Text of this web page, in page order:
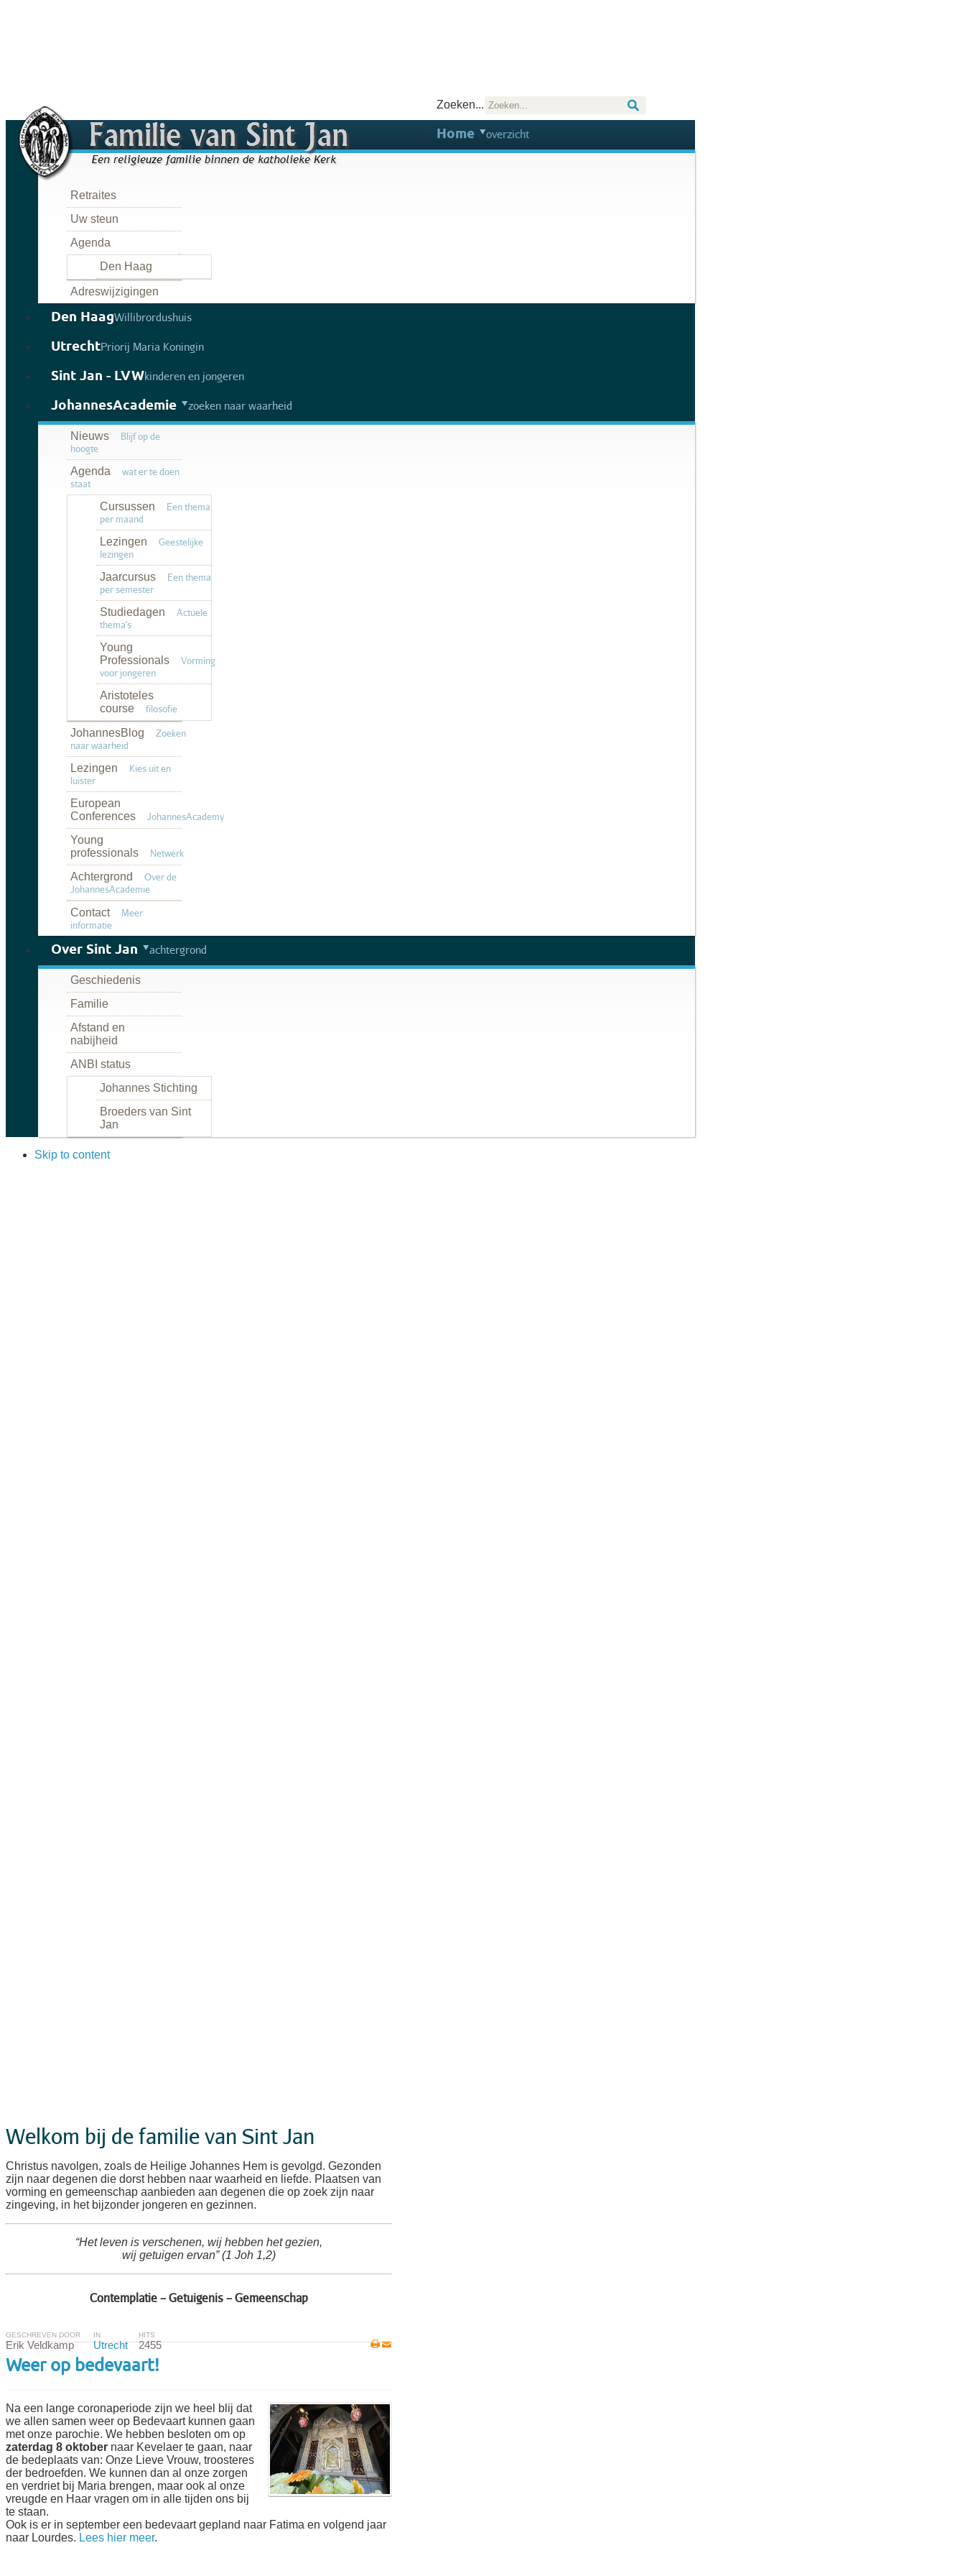
Zoeken...
Home overzicht
Retraites
Uw steun
Agenda
Den Haag
Adreswijzigingen
Den HaagWillibrordushuis
UtrechtPriorij Maria Koningin
Sint Jan - LVWkinderen en jongeren
JohannesAcademie zoeken naar waarheid
Nieuws
Blijf op de
hoogte
Agenda
wat er te doen
staat
Cursussen
Een thema
per maand
Lezingen
Geestelijke
lezingen
Jaarcursus
Een thema
per semester
Studiedagen
Actuele
thema's
Young
Professionals
Vorming
voor jongeren
Aristoteles
course
filosofie
JohannesBlog
Zoeken
naar waarheid
Lezingen
Kies uit en
luister
European
Conferences
JohannesAcademy
Young
professionals
Netwerk
Achtergrond
Over de
JohannesAcademie
Contact
Meer
informatie
Over Sint Jan achtergrond
Geschiedenis
Familie
Afstand en
nabijheid
ANBI status
Johannes Stichting
Broeders van Sint
Jan
Skip to content
Welkom bij de familie van Sint Jan
Christus navolgen, zoals de Heilige Johannes Hem is gevolgd. Gezonden
zijn naar degenen die dorst hebben naar waarheid en liefde. Plaatsen van
vorming en gemeenschap aanbieden aan degenen die op zoek zijn naar
zingeving, in het bijzonder jongeren en gezinnen.
“Het leven is verschenen, wij hebben het gezien,
wij getuigen ervan” (1 Joh 1,2)
Contemplatie – Getuigenis – Gemeenschap
GESCHREVEN DOOR
Erik Veldkamp
IN
Utrecht
HITS
2455
Weer op bedevaart!
Na een lange coronaperiode zijn we heel blij dat
we allen samen weer op Bedevaart kunnen gaan
met onze parochie. We hebben besloten om op
zaterdag 8 oktober naar Kevelaer te gaan, naar
de bedeplaats van: Onze Lieve Vrouw, troosteres
der bedroefden. We kunnen dan al onze zorgen
en verdriet bij Maria brengen, maar ook al onze
vreugde en Haar vragen om in alle tijden ons bij
te staan.
Ook is er in september een bedevaart gepland naar Fatima en volgend jaar
naar Lourdes. Lees hier meer.